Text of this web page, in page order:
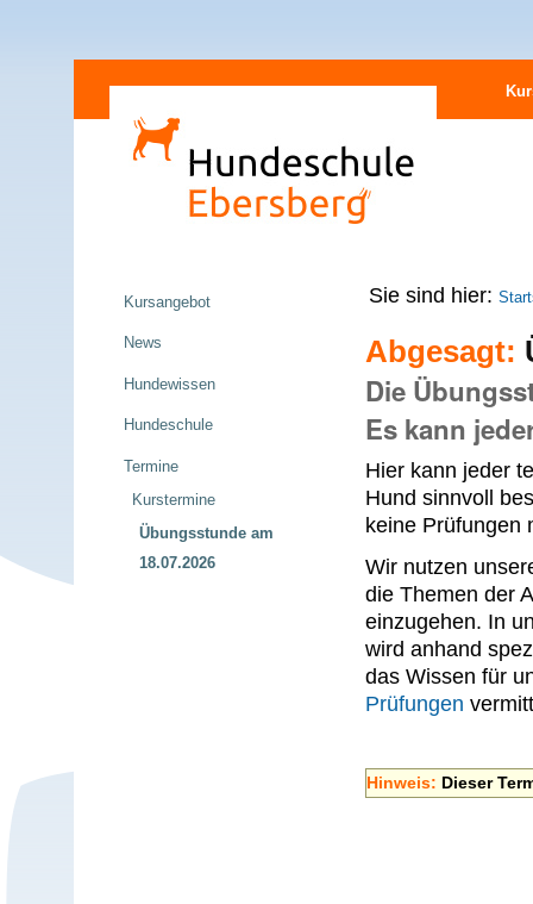
zum
Inhalt
Direkt
Navigation
Sie sind hier:
Abgesagt:
Die
Es kann
Hier kann jeder
Hund sinnvoll
keine Prüfungen
Wir nutzen
die Themen der
einzugehen. In
wird anhand
das Wissen für
Prüfungen
Hinweis: Dieser
Kursangebot
News
Hundewissen
Hundeschule
Termine
Kurstermine
Übungsstunde am
18.07.2026